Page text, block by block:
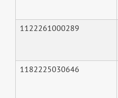
1122261000289
1182225030646